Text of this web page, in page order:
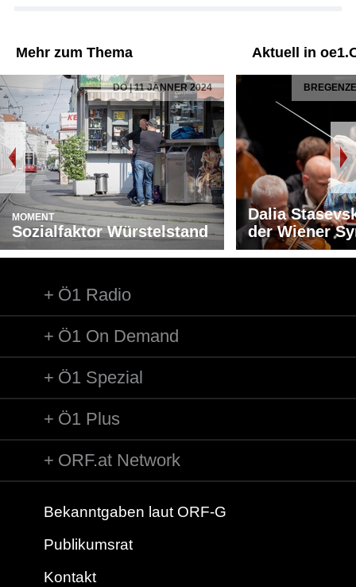
Mehr zum Thema
DO | 11 JÄNNER 2024
MOMENT
Sozialfaktor Würstelstand
Aktuell in
Dalia
der Wiener
Ö1 Radio
Ö1 On Demand
Ö1 Spezial
Ö1 Plus
ORF.at Network
Bekanntgaben laut ORF-G
Publikumsrat
Kontakt